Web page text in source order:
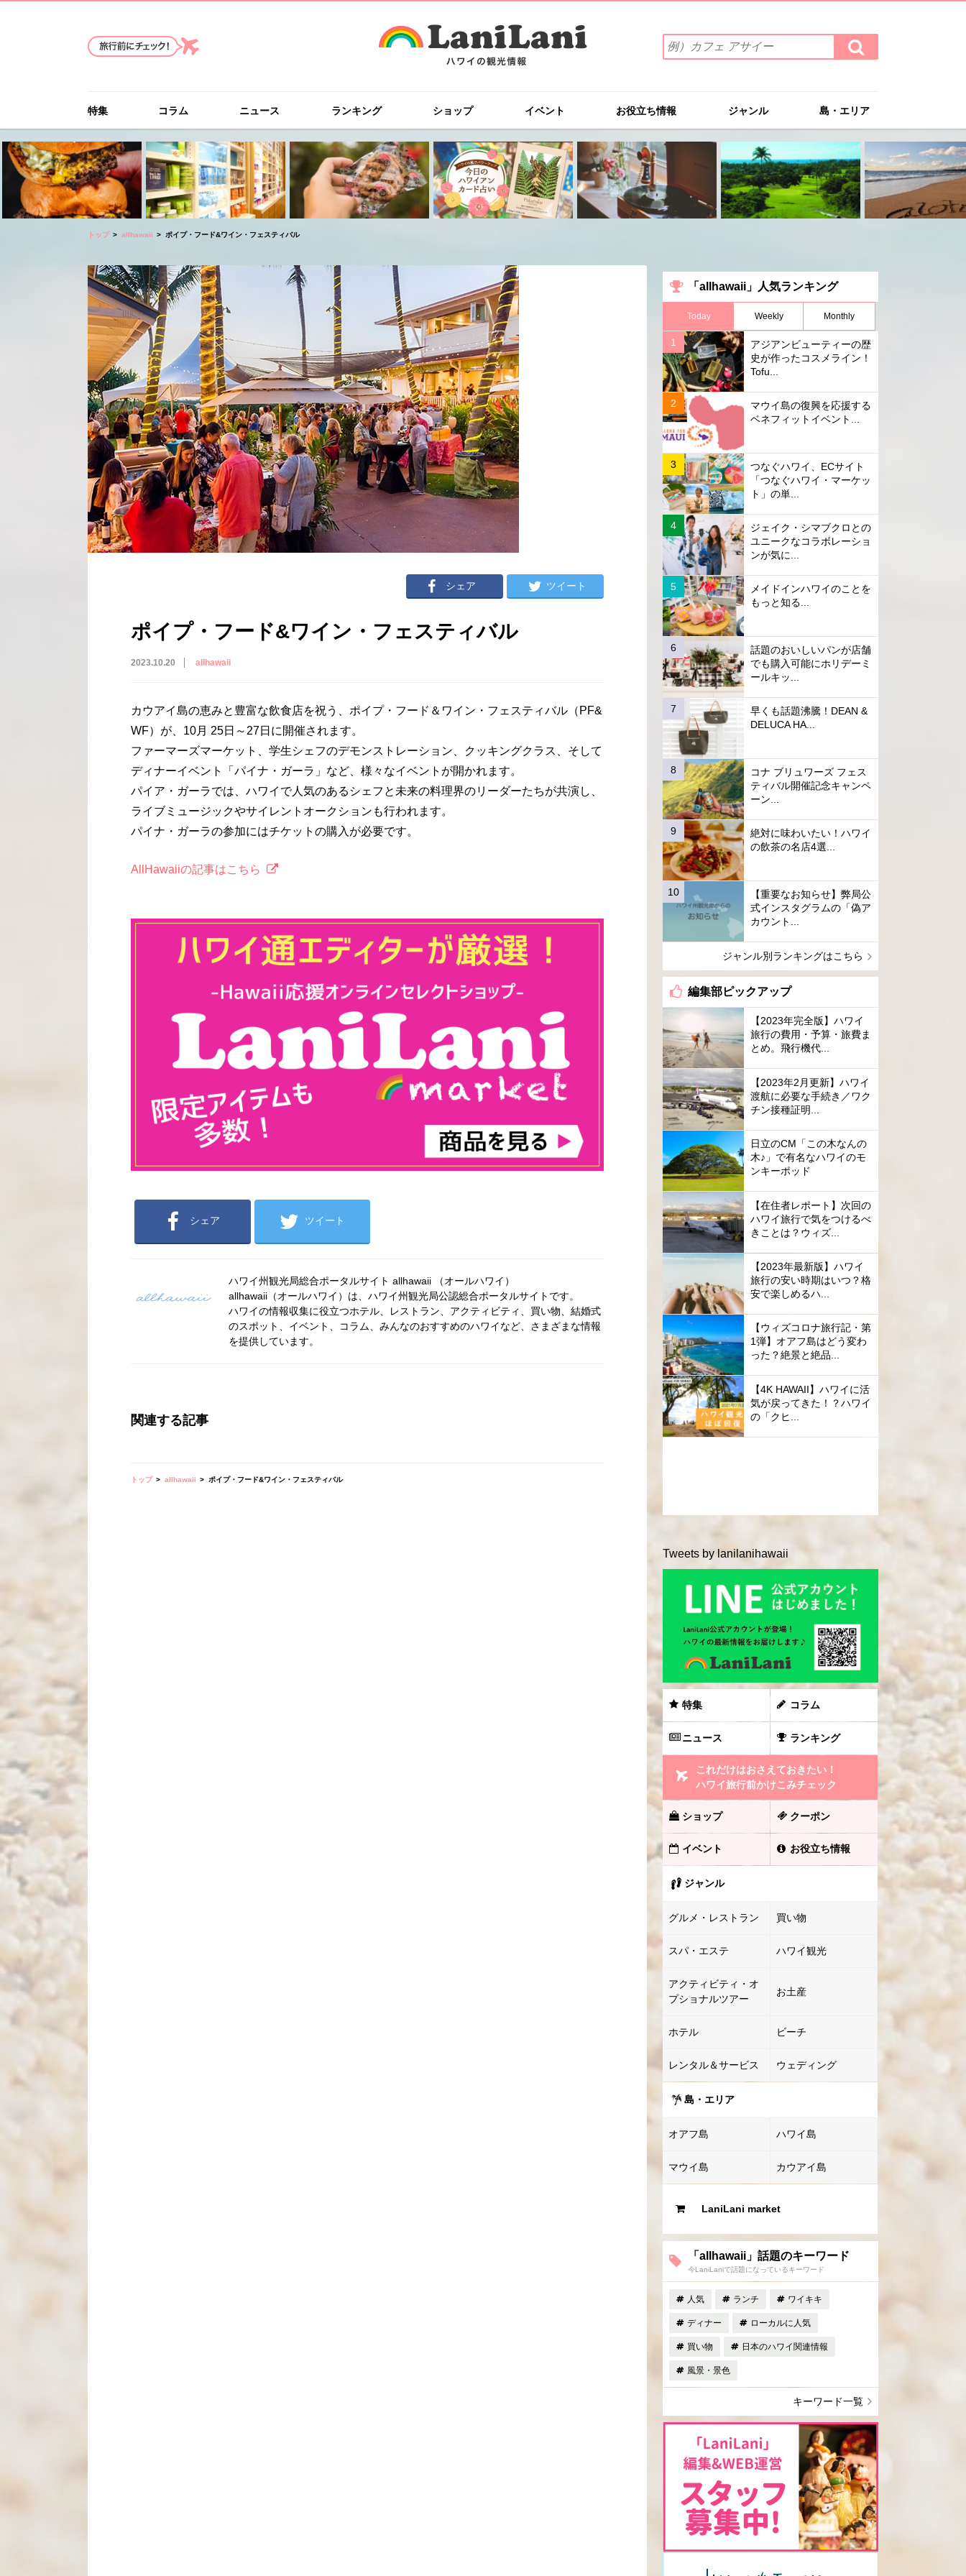
索
ワ
を
入
力
(例）
カ
フ
ェ
イ
ー
検
索
す
特集 コラム ニュース ランキング ショップ イベント お役立ち情報 ジャンル 島・エリア
トップ allhawaii ポイプ・フード&ワイン・フェスティバル
シェア ツイート
ポイプ・フード&ワイン・フェスティバル
2023.10.20 allhawaii
カウアイ島の恵みと豊富な飲食店を祝う、ポイプ・フード＆ワイン・フェスティバル（PF&
WF）が、10月 25日～27日に開催されます。
ファーマーズマーケット、学生シェフのデモンストレーション、クッキングクラス、そして
ディナーイベント「パイナ・ガーラ」など、様々なイベントが開かれます。
パイア・ガーラでは、ハワイで人気のあるシェフと未来の料理界のリーダーたちが共演し、
ライブミュージックやサイレントオークションも行われます。
パイナ・ガーラの参加にはチケットの購入が必要です。
AllHawaiiの記事はこちら
シェア ツイート
ハワイ州観光局総合ポータルサイト allhawaii （オールハワイ）
allhawaii（オールハワイ）は、ハワイ州観光局公認総合ポータルサイトです。
ハワイの情報収集に役立つホテル、レストラン、アクティビティ、買い物、結婚式
のスポット、イベント、コラム、みんなのおすすめのハワイなど、さまざまな情報
を提供しています。
関連する記事
トップ allhawaii ポイプ・フード&ワイン・フェスティバル
「allhawaii」人気ランキング
Today Weekly Monthly
アジアンビューティーの歴
史が作ったコスメライン！
Tofu...
マウイ島の復興を応援する
ベネフィットイベント...
つなぐハワイ、ECサイト
「つなぐハワイ・マーケッ
ト」の単...
ジェイク・シマブクロとの
ユニークなコラボレーショ
ンが気に...
メイドインハワイのことを
もっと知る...
話題のおいしいパンが店舗
でも購入可能にホリデーミ
ールキッ...
早くも話題沸騰！DEAN &
DELUCA HA...
コナ ブリュワーズ フェス
ティバル開催記念キャンペ
ーン...
絶対に味わいたい！ハワイ
の飲茶の名店4選...
【重要なお知らせ】弊局公
式インスタグラムの「偽ア
カウント...
ジャンル別ランキングはこちら
編集部ピックアップ
【2023年完全版】ハワイ
旅行の費用・予算・旅費ま
とめ。飛行機代...
【2023年2月更新】ハワイ
渡航に必要な手続き／ワク
チン接種証明...
日立のCM「この木なんの
木♪」で有名なハワイのモ
ンキーポッド
【在住者レポート】次回の
ハワイ旅行で気をつけるべ
きことは？ウィズ...
【2023年最新版】ハワイ
旅行の安い時期はいつ？格
安で楽しめるハ...
【ウィズコロナ旅行記・第
1弾】オアフ島はどう変わ
った？絶景と絶品...
【4K HAWAII】ハワイに活
気が戻ってきた！？ハワイ
の「クヒ...
Tweets by lanilanihawaii
特集 コラム
ニュース ランキング
これだけはおさえておきたい！
ハワイ旅行前かけこみチェック
ショップ クーポン
イベント お役立ち情報
ジャンル
グルメ・レストラン 買い物
スパ・エステ ハワイ観光
アクティビティ・オ
プショナルツアー
お土産
ホテル ビーチ
レンタル＆サービス ウェディング
島・エリア
オアフ島 ハワイ島
マウイ島 カウアイ島
LaniLani market
「allhawaii」話題のキーワード
今LaniLaniで話題になっているキーワード
人気 ランチ ワイキキ
ディナー ローカルに人気
買い物 日本のハワイ関連情報
風景・景色
キーワード一覧